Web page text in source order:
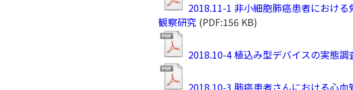
2018.11-1 非小細胞肺癌患者におけ
観察研究 (PDF:156 KB)
2018.10-4 植込み型デバイスの実態調
2018.10-3 肺癌患者さんにおける心